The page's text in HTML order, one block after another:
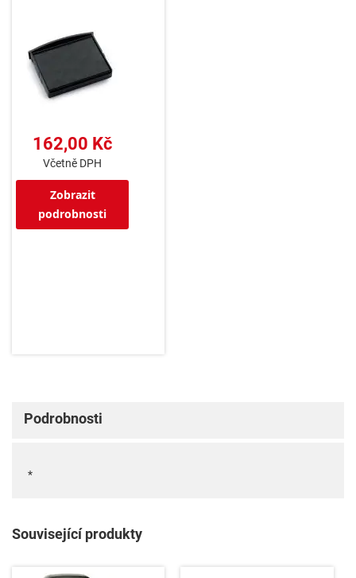
162,00 Kč
Včetně DPH
Zobrazit
podrobnosti
Podrobnosti
*
Související produkty